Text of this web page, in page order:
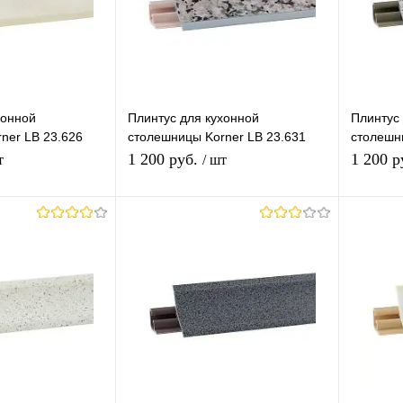
В наличии В избранное В наличии В
LB 23.626
сравнению
В наличии
Плинтус для кухонной
столешницы Korner LB 23.631
Гранит
1 200 руб. / шт
сравнению
В избранное Под заказ
Плинтус
Гранит
1 200
В